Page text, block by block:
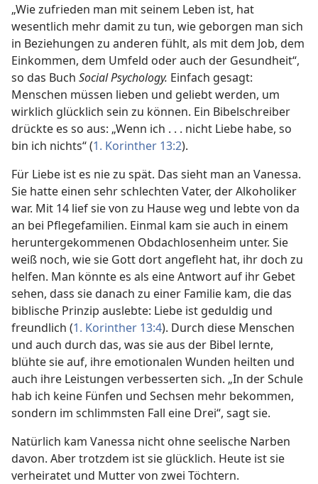
„Wie zufrieden man mit seinem Leben ist, hat
wesentlich mehr damit zu tun, wie geborgen man sich
in Beziehungen zu anderen fühlt, als mit dem Job, dem
Einkommen, dem Umfeld oder auch der Gesundheit“,
so das Buch Social Psychology. Einfach gesagt:
Menschen müssen lieben und geliebt werden, um
wirklich glücklich sein zu können. Ein Bibelschreiber
drückte es so aus: „Wenn ich . . . nicht Liebe habe, so
bin ich nichts“ (1. Korinther 13:2).
Für Liebe ist es nie zu spät. Das sieht man an Vanessa.
Sie hatte einen sehr schlechten Vater, der Alkoholiker
war. Mit 14 lief sie von zu Hause weg und lebte von da
an bei Pflegefamilien. Einmal kam sie auch in einem
heruntergekommenen Obdachlosenheim unter. Sie
weiß noch, wie sie Gott dort angefleht hat, ihr doch zu
helfen. Man könnte es als eine Antwort auf ihr Gebet
sehen, dass sie danach zu einer Familie kam, die das
biblische Prinzip auslebte: Liebe ist geduldig und
freundlich (1. Korinther 13:4). Durch diese Menschen
und auch durch das, was sie aus der Bibel lernte,
blühte sie auf, ihre emotionalen Wunden heilten und
auch ihre Leistungen verbesserten sich. „In der Schule
hab ich keine Fünfen und Sechsen mehr bekommen,
sondern im schlimmsten Fall eine Drei“, sagt sie.
Natürlich kam Vanessa nicht ohne seelische Narben
davon. Aber trotzdem ist sie glücklich. Heute ist sie
verheiratet und Mutter von zwei Töchtern.